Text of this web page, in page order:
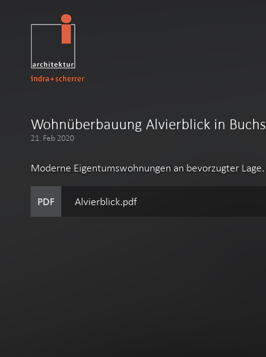
Wohnüberbauung Alvierblick in Buchs
21. Feb 2020
Moderne Eigentumswohnungen an bevorzugter Lage.
Alvierblick.pdf